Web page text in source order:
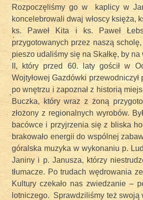
Święto dziecięcej Radości - Dzień
Nauka gry na tradycyjnych
Rozpoczęliśmy go w kaplicy w
koncelebrowali dwaj włoscy księża,
ks. Paweł Kita i ks. Paweł
przygotowanych przez naszą
pieszo udaliśmy się na Skałkę, by
II, który przed 60. laty gościł w
Wojtyłowej Gazdówki przewodniczył
po wnętrzu i zapoznał z historią
Buczka, który wraz z żoną
złożony z regionalnych wyrobów.
bacówce i przyjrzenia się z bliska
brakowało energii do wspólnej
góralska muzyka w wykonaniu p.
Janiny i p. Janusza, którzy
tłumacze. Po trudach wędrowania
Kultury czekało nas zwiedzanie –
lotniczego. Sprawdziliśmy też swoją